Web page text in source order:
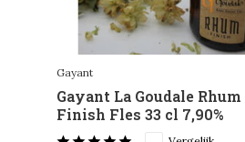
Gayant
Gayant La Goudale Rhum
Finish Fles 33 cl 7,90%